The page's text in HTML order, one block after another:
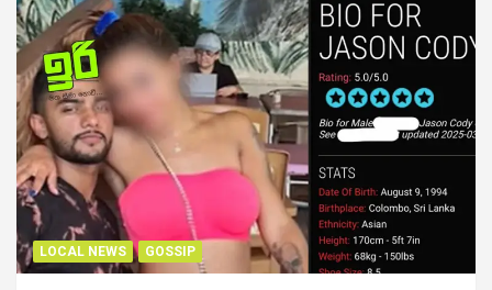
LOCAL NEWS GOSSIP